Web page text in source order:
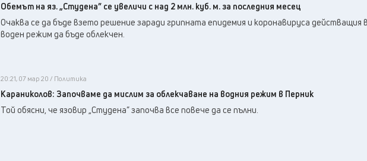
Обемът на яз. „Студена” се увеличи с над 2 млн. куб. м. за последния месец
Очаква се да бъде взето решение заради грипната епидемия и коронавируса действащия
воден режим да бъде облекчен.
20:21, 07 мар 20 / Политика
Караниколов: Започваме да мислим за облекчаване на водния режим в Перник
Той обясни, че язовир „Студена” започва все повече да се пълни.